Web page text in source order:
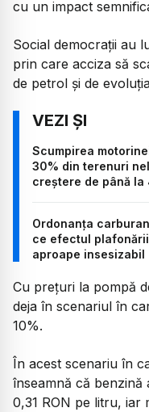
cu un impact
Social democrații au
prin care acciza să
de petrol și de
Scumpirea
30% din terenuri
creștere de până la
Ordonanța
ce efectul
aproape insesizabil
Cu prețuri la pompă
deja în scenariul în
10%.
În acest scenariu în
înseamnă că benzină
0,31 RON pe litru, iar